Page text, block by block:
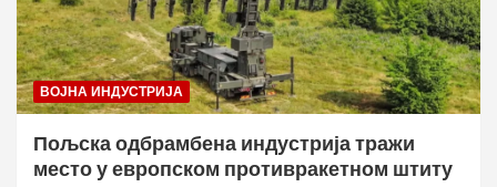
ВОЈНА ИНДУСТРИЈА
Пољска одбрамбена индустрија тражи
место у европском противракетном штиту